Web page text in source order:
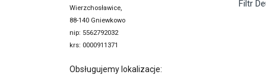
Wierzchosławice,
88-140 Gniewkowo
nip: 5562792032
krs: 0000911371
Obsługujemy lokalizacje:
Filtr